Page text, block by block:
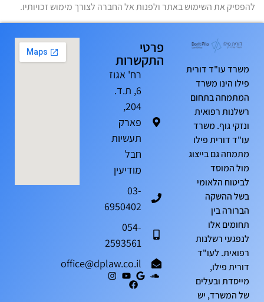
להפסיק את השימוש באתר ולפנות אל החברה לצורך מימוש זכויותיו.
משרד עו"ד דורית
פילו הינו משרד
המתמחה בתחום
רשלנות רפואית
ונזקי גוף. משרד
עו"ד דורית פילו
מתמחה גם בייצוג
מול המוסד
לביטוח הלאומי
בשל ההשקה
הברורה בין
תחומים אלו
לנפגעי רשלנות
רפואית. לעו"ד
דורית פילו,
מייסדת ובעלים
של המשרד, יש
פרטי
התקשרות
רח' אגוז
6, ת.ד.
204,
פארק
תעשיות
חבל
מודיעין
03-
6950402
054-
2593561
office@dplaw.co.il